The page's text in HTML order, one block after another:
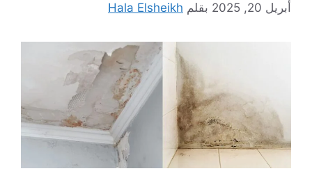
أبريل 20, 2025 بقلم Hala Elsheikh